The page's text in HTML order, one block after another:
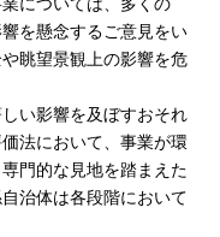
を懸念するご意見をい
眺望景観上の影響を危
い影響を及ぼすおそれ
法において、事業が環
門的な見地を踏まえた
治体は各段階において